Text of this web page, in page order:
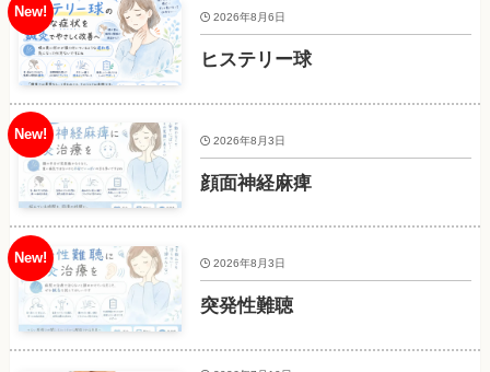
ヒステリー球
2026年8月6日
顔面神経麻痺
2026年8月3日
突発性難聴
2026年8月3日